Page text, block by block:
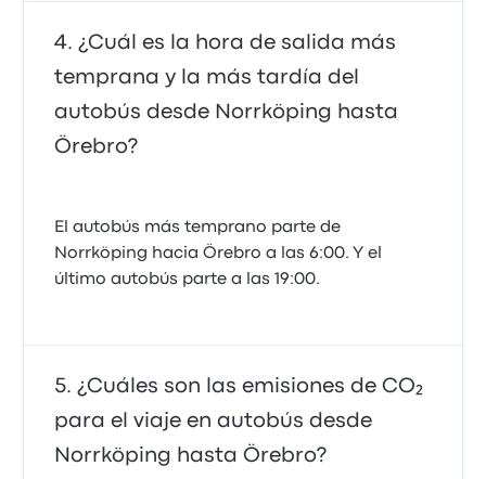
¿Cuál es la hora de salida más
temprana y la más tardía del
autobús desde Norrköping hasta
Örebro?
El autobús más temprano parte de
Norrköping hacia Örebro a las 6:00. Y el
último autobús parte a las 19:00.
¿Cuáles son las emisiones de CO₂
para el viaje en autobús desde
Norrköping hasta Örebro?